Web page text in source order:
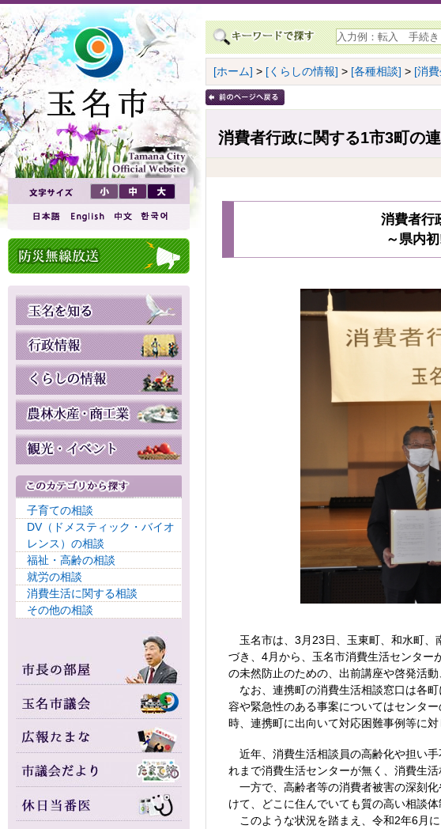
子育ての相談
DV（ドメスティック・バイオ
レンス）の相談
福祉・高齢の相談
就労の相談
消費生活に関する相談
その他の相談
[ホーム] > [くらしの情報] > [各種相談] > [消
消費者行政に関する1市3町の
消費者行
～県内
玉名市は、3月23日、玉東町、和水町、
づき、4月から、玉名市消費生活センター
の未然防止のための、出前講座や啓発活
なお、連携町の消費生活相談窓口は各
容や緊急性のある事案についてはセンタ
時、連携町に出向いて対応困難事例等に
近年、消費生活相談員の高齢化や担い
れまで消費生活センターが無く、消費生
一方で、高齢者等の消費者被害の深刻
けて、どこに住んでいても質の高い相談
このような状況を踏まえ、令和2年6月